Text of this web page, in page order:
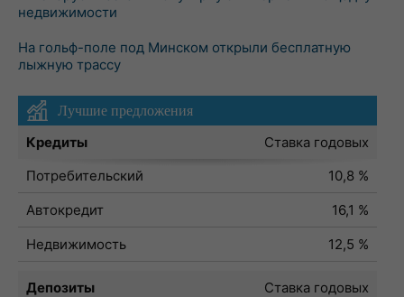
недвижимости
На гольф-поле под Минском открыли бесплатную
лыжную трассу
Лучшие предложения
Кредиты
Ставка годовых
Потребительский
10,8 %
Автокредит
16,1 %
Недвижимость
12,5 %
Депозиты
Ставка годовых